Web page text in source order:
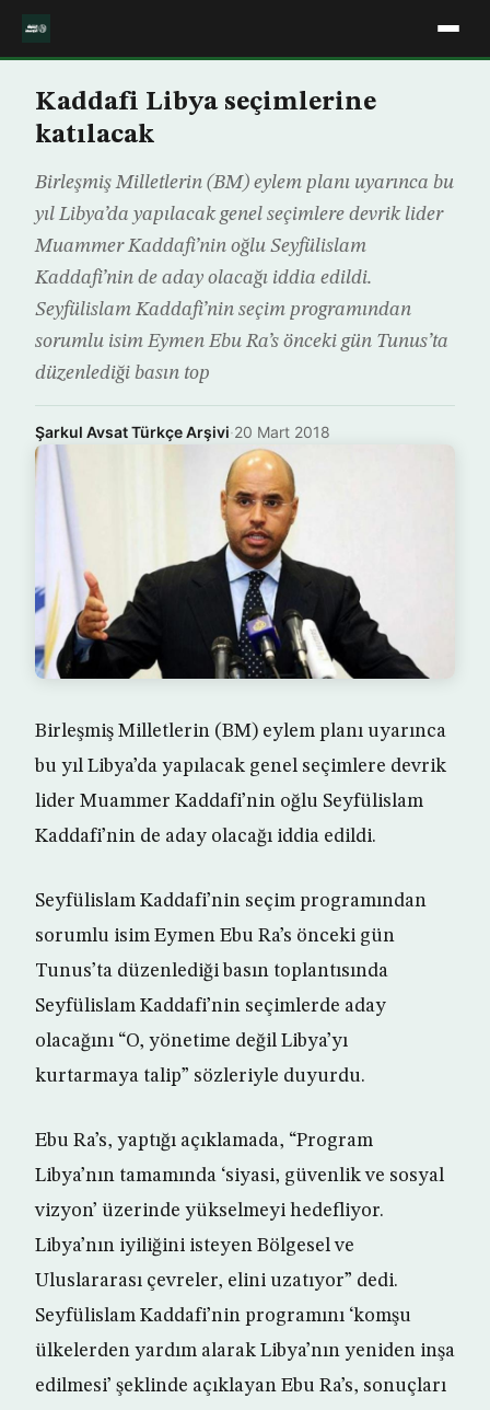
Kaddafi Libya seçimlerine
katılacak
Birleşmiş Milletlerin (BM) eylem planı uyarınca bu
yıl Libya’da yapılacak genel seçimlere devrik lider
Muammer Kaddafi’nin oğlu Seyfülislam
Kaddafi’nin de aday olacağı iddia edildi.
Seyfülislam Kaddafi’nin seçim programından
sorumlu isim Eymen Ebu Ra’s önceki gün Tunus’ta
düzenlediği basın top
Şarkul Avsat Türkçe Arşivi·20 Mart 2018
Birleşmiş Milletlerin (BM) eylem planı uyarınca
bu yıl Libya’da yapılacak genel seçimlere devrik
lider Muammer Kaddafi’nin oğlu Seyfülislam
Kaddafi’nin de aday olacağı iddia edildi.
Seyfülislam Kaddafi’nin seçim programından
sorumlu isim Eymen Ebu Ra’s önceki gün
Tunus’ta düzenlediği basın toplantısında
Seyfülislam Kaddafi’nin seçimlerde aday
olacağını “O, yönetime değil Libya’yı
kurtarmaya talip” sözleriyle duyurdu.
Ebu Ra’s, yaptığı açıklamada, “Program
Libya’nın tamamında ‘siyasi, güvenlik ve sosyal
vizyon’ üzerinde yükselmeyi hedefliyor.
Libya’nın iyiliğini isteyen Bölgesel ve
Uluslararası çevreler, elini uzatıyor” dedi.
Seyfülislam Kaddafi’nin programını ‘komşu
ülkelerden yardım alarak Libya’nın yeniden inşa
edilmesi’ şeklinde açıklayan Ebu Ra’s, sonuçları